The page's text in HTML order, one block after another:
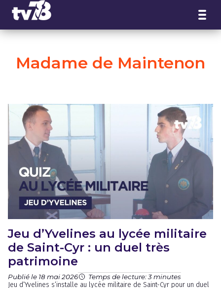
Madame de Maintenon
Jeu d’Yvelines au lycée militaire
de Saint-Cyr : un duel très
patrimoine
Publié le 18 mai 2026 Temps de lecture: 3 minutes
Jeu d’Yvelines s’installe au lycée militaire de Saint-Cyr pour un duel
Panneau de gestion des cookies